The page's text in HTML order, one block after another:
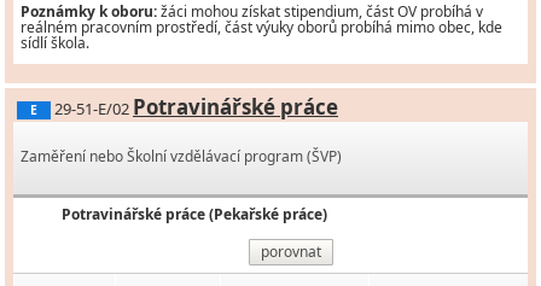
Poznámky k oboru:žáci mohou získat stipendium, část OV probíhá v
reálném pracovním prostředí, část výuky oborů probíhá mimo obec, kde
sídlí škola.
E 29-51-E/02 Potravinářské práce
Zaměření nebo Školní vzdělávací program (ŠVP)
Potravinářské práce (Pekařské práce)
porovnat